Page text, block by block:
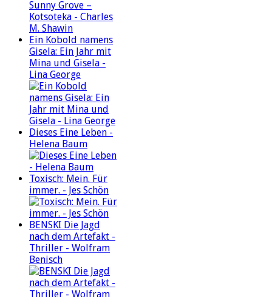
Ein Kobold namens
Gisela: Ein Jahr mit
Mina und Gisela -
Lina George
Dieses Eine Leben -
Helena Baum
Toxisch: Mein. Für
immer. - Jes Schön
BENSKI Die Jagd
nach dem Artefakt -
Thriller - Wolfram
Benisch